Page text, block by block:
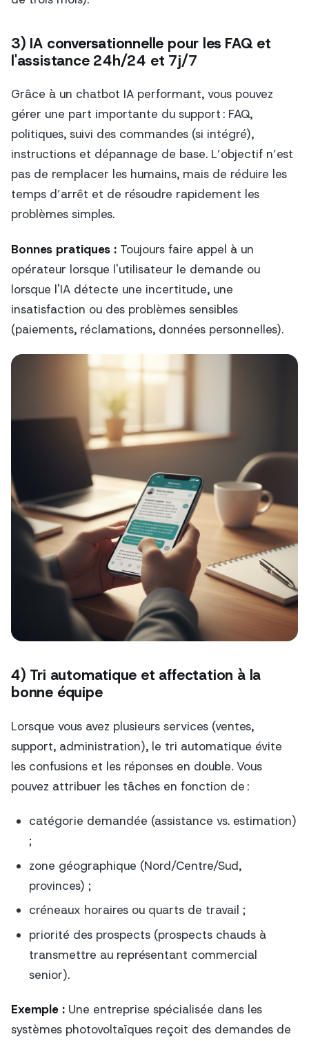
3) IA conversationnelle pour les FAQ et
l'assistance 24h/24 et 7j/7
Grâce à un chatbot IA performant, vous pouvez
gérer une part importante du support : FAQ,
politiques, suivi des commandes (si intégré),
instructions et dépannage de base. L’objectif n’est
pas de remplacer les humains, mais de réduire les
temps d’arrêt et de résoudre rapidement les
problèmes simples.
Bonnes pratiques : Toujours faire appel à un
opérateur lorsque l'utilisateur le demande ou
lorsque l'IA détecte une incertitude, une
insatisfaction ou des problèmes sensibles
(paiements, réclamations, données personnelles).
4) Tri automatique et affectation à la
bonne équipe
Lorsque vous avez plusieurs services (ventes,
support, administration), le tri automatique évite
les confusions et les réponses en double. Vous
pouvez attribuer les tâches en fonction de :
catégorie demandée (assistance vs. estimation)
;
zone géographique (Nord/Centre/Sud,
provinces) ;
créneaux horaires ou quarts de travail ;
priorité des prospects (prospects chauds à
transmettre au représentant commercial
senior).
Exemple : Une entreprise spécialisée dans les
systèmes photovoltaïques reçoit des demandes de